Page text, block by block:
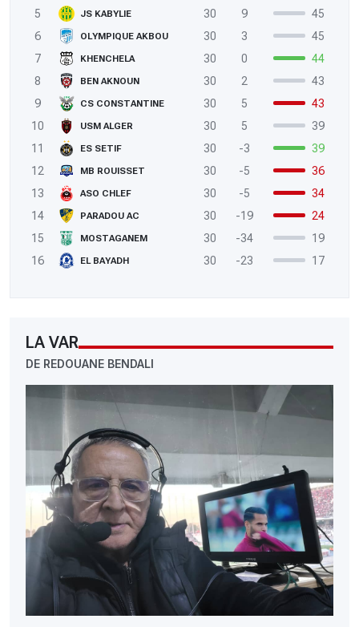
5
JS KABYLIE 30 9
45
6
OLYMPIQUE AKBOU 30 3
45
7
KHENCHELA 30 0
44
8
BEN AKNOUN 30 2
43
9
CS CONSTANTINE 30 5
43
10
USM ALGER 30 5
39
11
ES SETIF 30 -3
39
12
MB ROUISSET 30 -5
36
13
ASO CHLEF 30 -5
34
14
PARADOU AC 30 -19
24
15
MOSTAGANEM 30 -34
19
16
EL BAYADH 30 -23 17
LA VAR
DE REDOUANE BENDALI